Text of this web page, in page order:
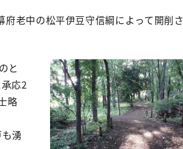
老中の松平伊豆守信綱によって開削さ
と
応2
略
湧